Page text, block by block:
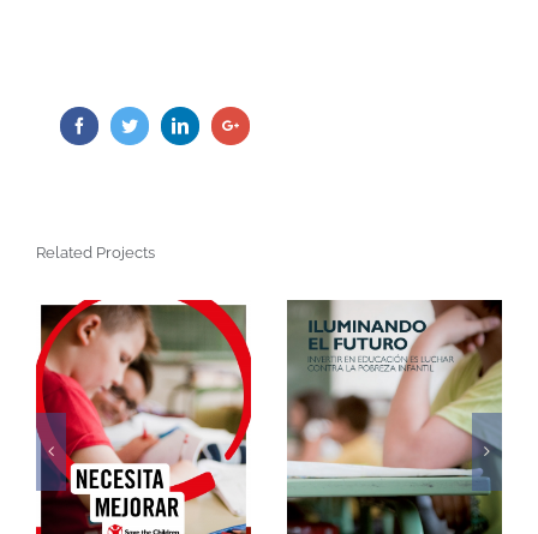
FacebookTwitterLinkedInGoogle+
Related Projects